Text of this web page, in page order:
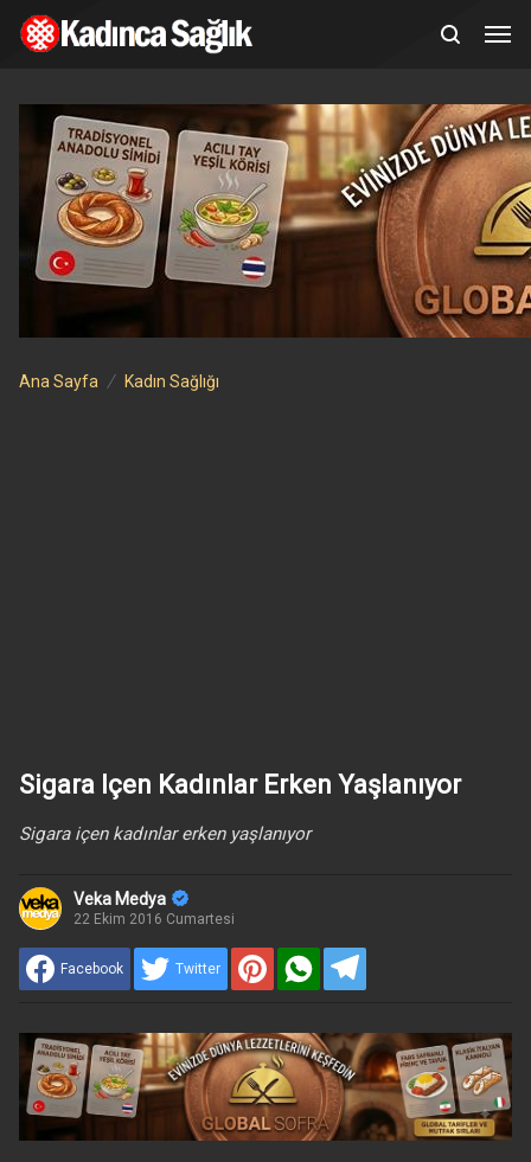
Ana Sayfa Kadın Sağlığı
Sigara Içen Kadınlar Erken Yaşlanıyor
Sigara içen kadınlar erken yaşlanıyor
Veka Medya
22 Ekim 2016 Cumartesi
Facebook Twitter